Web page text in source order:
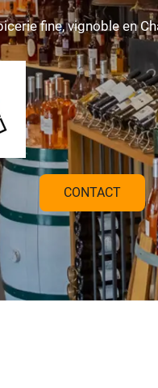
fine, vignoble en
CONTACT